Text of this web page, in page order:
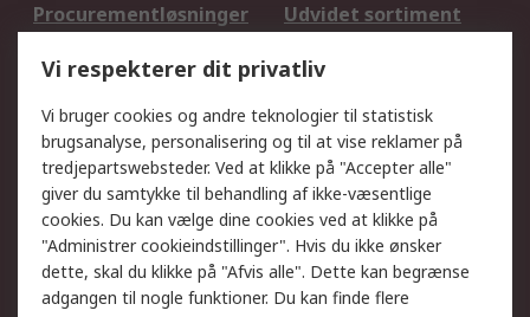
Procurementløsninger
Udvidet sortiment
DesignSpark
Teknisk Support
Dit lokale salgsteam
Eksportløsninger
Support
Få hjælp
Returnering
Levering
Spor min ordre
Fakturakopi
Betalingsmuligheder
Vi respekterer dit privatliv
Vi bruger cookies og andre teknologier til statistisk
brugsanalyse, personalisering og til at vise reklamer på
tredjepartswebsteder. Ved at klikke på "Accepter alle"
giver du samtykke til behandling af ikke-væsentlige
cookies. Du kan vælge dine cookies ved at klikke på
"Administrer cookieindstillinger". Hvis du ikke ønsker
dette, skal du klikke på "Afvis alle". Dette kan begrænse
adgangen til nogle funktioner. Du kan finde flere